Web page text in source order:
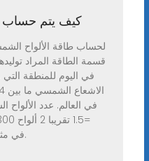
كيف يتم حساب
لحساب طاقة الألواح
قسمة الطاقة المراد
في اليوم للمنطقة
في مثالنا هداسنعمل بنظام 24 فولت.